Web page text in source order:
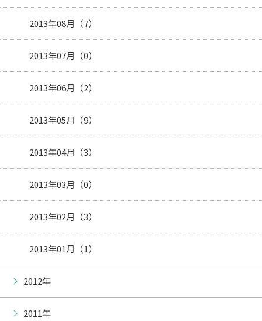
2013年08月（7）
2013年07月（0）
2013年06月（2）
2013年05月（9）
2013年04月（3）
2013年03月（0）
2013年02月（3）
2013年01月（1）
2012年
2011年